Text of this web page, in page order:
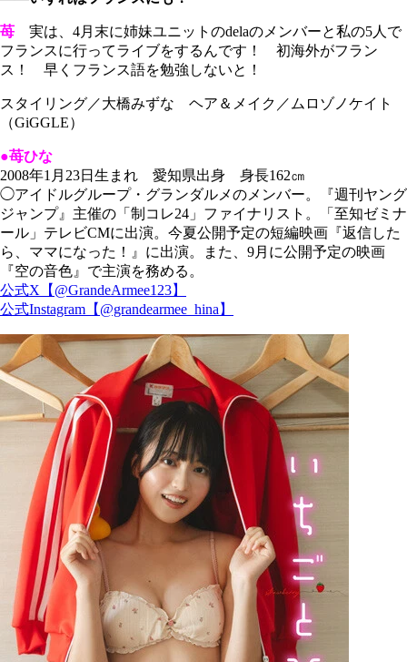
苺 実は、4月末に姉妹ユニットのdelaのメンバーと私の5人で
フランスに行ってライブをするんです！ 初海外がフラン
ス！ 早くフランス語を勉強しないと！
スタイリング／大橋みずな ヘア＆メイク／ムロゾノケイト
（GiGGLE）
●苺ひな
2008年1月23日生まれ 愛知県出身 身長162㎝
◯アイドルグループ・グランダルメのメンバー。『週刊ヤング
ジャンプ』主催の「制コレ24」ファイナリスト。「至知ゼミナ
ール」テレビCMに出演。今夏公開予定の短編映画『返信した
ら、ママになった！』に出演。また、9月に公開予定の映画
『空の音色』で主演を務める。
公式X【@GrandeArmee123】
公式Instagram【@grandearmee_hina】